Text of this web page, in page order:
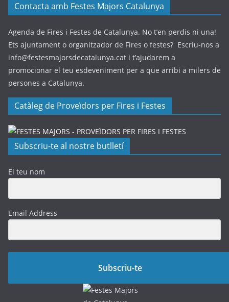
Contacta amb Festes Majors Catalunya
Agenda de Fires i Festes de Catalunya. No t’en perdis ni una!
Ets ajuntament o organitzador de Fires o festes? Escriu-nos a
info@festesmajorsdecatalunya.cat i t’ajudarem a
promocionar el teu esdeveniment per a que arribi a milers de
persones a Catalunya.
Catàleg de Proveïdors per Fires i Festes
Subscriu-te al nostre butlletí
El teu nom
Email Address
Subscriu-te